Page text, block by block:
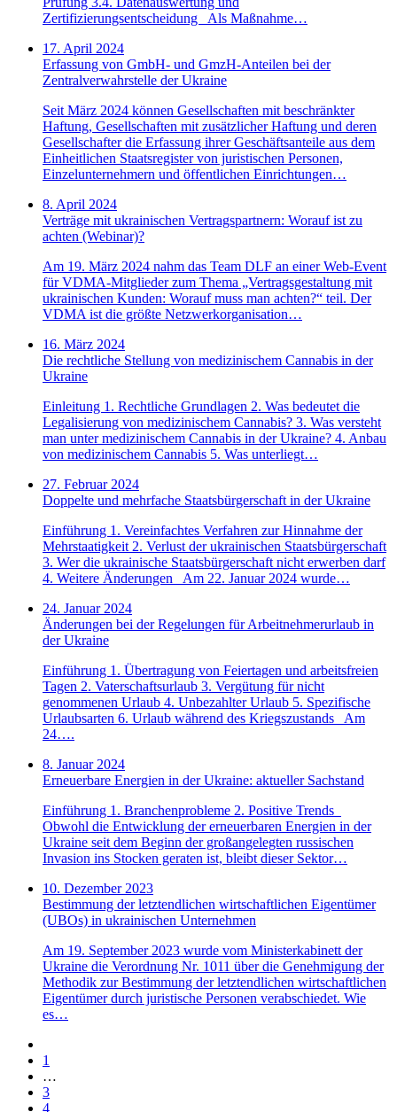
Zertifizierungsentscheidung Als Maßnahme…
17. April 2024
Erfassung von GmbH- und GmzH-Anteilen bei der
Zentralverwahrstelle der Ukraine
Seit März 2024 können Gesellschaften mit beschränkter
Haftung, Gesellschaften mit zusätzlicher Haftung und deren
Gesellschafter die Erfassung ihrer Geschäftsanteile aus dem
Einheitlichen Staatsregister von juristischen Personen,
Einzelunternehmern und öffentlichen Einrichtungen…
8. April 2024
Verträge mit ukrainischen Vertragspartnern: Worauf ist zu
achten (Webinar)?
Am 19. März 2024 nahm das Team DLF an einer Web-Event
für VDMA-Mitglieder zum Thema „Vertragsgestaltung mit
ukrainischen Kunden: Worauf muss man achten?“ teil. Der
VDMA ist die größte Netzwerkorganisation…
16. März 2024
Die rechtliche Stellung von medizinischem Cannabis in der
Ukraine
Einleitung 1. Rechtliche Grundlagen 2. Was bedeutet die
Legalisierung von medizinischem Cannabis? 3. Was versteht
man unter medizinischem Cannabis in der Ukraine? 4. Anbau
von medizinischem Cannabis 5. Was unterliegt…
27. Februar 2024
Doppelte und mehrfache Staatsbürgerschaft in der Ukraine
Einführung 1. Vereinfachtes Verfahren zur Hinnahme der
Mehrstaatigkeit 2. Verlust der ukrainischen Staatsbürgerschaft
3. Wer die ukrainische Staatsbürgerschaft nicht erwerben darf
4. Weitere Änderungen Am 22. Januar 2024 wurde…
24. Januar 2024
Änderungen bei der Regelungen für Arbeitnehmerurlaub in
der Ukraine
Einführung 1. Übertragung von Feiertagen und arbeitsfreien
Tagen 2. Vaterschaftsurlaub 3. Vergütung für nicht
genommenen Urlaub 4. Unbezahlter Urlaub 5. Spezifische
Urlaubsarten 6. Urlaub während des Kriegszustands Am
24….
8. Januar 2024
Erneuerbare Energien in der Ukraine: aktueller Sachstand
Einführung 1. Branchenprobleme 2. Positive Trends
Obwohl die Entwicklung der erneuerbaren Energien in der
Ukraine seit dem Beginn der großangelegten russischen
Invasion ins Stocken geraten ist, bleibt dieser Sektor…
10. Dezember 2023
Bestimmung der letztendlichen wirtschaftlichen Eigentümer
(UBOs) in ukrainischen Unternehmen
Am 19. September 2023 wurde vom Ministerkabinett der
Ukraine die Verordnung Nr. 1011 über die Genehmigung der
Methodik zur Bestimmung der letztendlichen wirtschaftlichen
Eigentümer durch juristische Personen verabschiedet. Wie
es…
1
…
3
4